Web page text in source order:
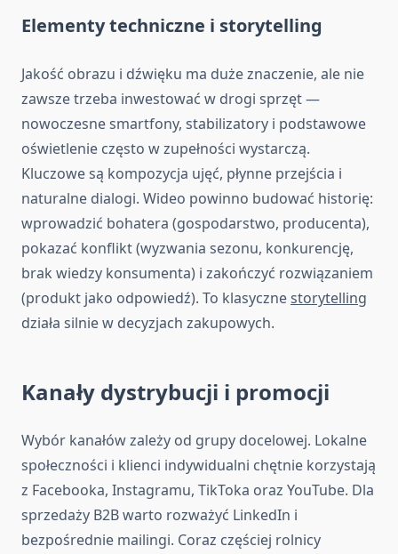
Elementy techniczne i storytelling
Jakość obrazu i dźwięku ma duże znaczenie, ale nie
zawsze trzeba inwestować w drogi sprzęt —
nowoczesne smartfony, stabilizatory i podstawowe
oświetlenie często w zupełności wystarczą.
Kluczowe są kompozycja ujęć, płynne przejścia i
naturalne dialogi. Wideo powinno budować historię:
wprowadzić bohatera (gospodarstwo, producenta),
pokazać konflikt (wyzwania sezonu, konkurencję,
brak wiedzy konsumenta) i zakończyć rozwiązaniem
(produkt jako odpowiedź). To klasycznestorytelling
działa silnie w decyzjach zakupowych.
Kanały dystrybucji i promocji
Wybór kanałów zależy od grupy docelowej. Lokalne
społeczności i klienci indywidualni chętnie korzystają
z Facebooka, Instagramu, TikToka oraz YouTube. Dla
sprzedaży B2B warto rozważyć LinkedIn i
bezpośrednie mailingi. Coraz częściej rolnicy